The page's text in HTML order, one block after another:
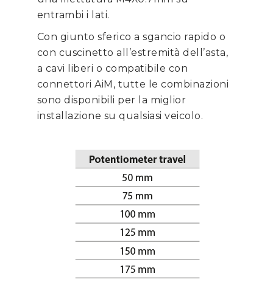
entrambi i lati.
Con giunto sferico a sgancio rapido o
con cuscinetto all’estremità dell’asta,
a cavi liberi o compatibile con
connettori AiM, tutte le combinazioni
sono disponibili per la miglior
installazione su qualsiasi veicolo.